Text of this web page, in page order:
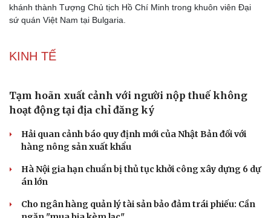
Làm đẹp - giảm cân
Phòng mạch online
thức Cộng hòa Bulgaria từ ngày 22 - 24/10/2025, theo lời mời của
Tổng thống Cộng hòa Bulgaria Rumen Radev.
VOV.VN - Trong khuôn khổ chuyến thăm chính thức Cộng hòa
Bulgaria, chiều 24/10 (theo giờ địa phương), Tổng Bí thư Tô Lâm
khánh thành Tượng Chủ tịch Hồ Chí Minh trong khuôn viên Đại
sứ quán Việt Nam tại Bulgaria.
KINH TẾ